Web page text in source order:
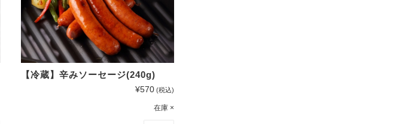
【冷蔵】辛みソーセージ(240g)
¥570 (税込)
在庫 ×